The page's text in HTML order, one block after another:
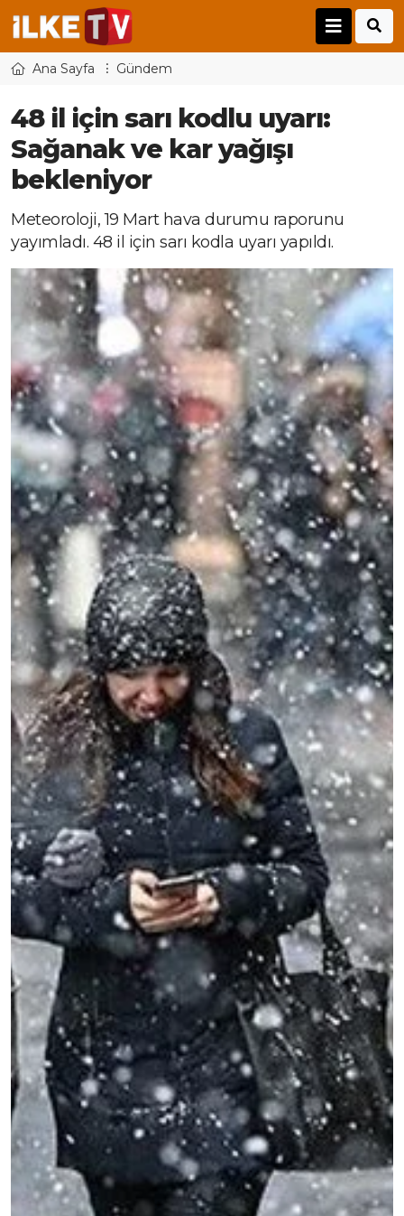
Ana Sayfa Gündem
48 il için sarı kodlu uyarı:
Sağanak ve kar yağışı
bekleniyor
Meteoroloji, 19 Mart hava durumu raporunu
yayımladı. 48 il için sarı kodla uyarı yapıldı.